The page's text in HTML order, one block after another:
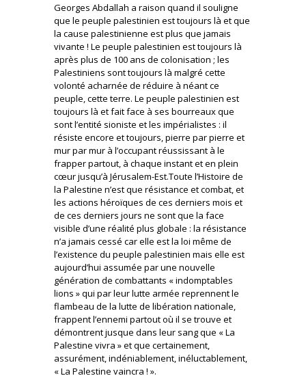
Georges Abdallah a raison quand il souligne
que le peuple palestinien est toujours là et que
la cause palestinienne est plus que jamais
vivante ! Le peuple palestinien est toujours là
après plus de 100 ans de colonisation ; les
Palestiniens sont toujours là malgré cette
volonté acharnée de réduire à néant ce
peuple, cette terre. Le peuple palestinien est
toujours là et fait face à ses bourreaux que
sont l’entité sioniste et les impérialistes : il
résiste encore et toujours, pierre par pierre et
mur par mur à l’occupant réussissant à le
frapper partout, à chaque instant et en plein
cœur jusqu’à Jérusalem-Est.Toute l’Histoire de
la Palestine n’est que résistance et combat, et
les actions héroïques de ces derniers mois et
de ces derniers jours ne sont que la face
visible d’une réalité plus globale : la résistance
n’a jamais cessé car elle est la loi même de
l’existence du peuple palestinien mais elle est
aujourd’hui assumée par une nouvelle
génération de combattants « indomptables
lions » qui par leur lutte armée reprennent le
flambeau de la lutte de libération nationale,
frappent l’ennemi partout où il se trouve et
démontrent jusque dans leur sang que « La
Palestine vivra » et que certainement,
assurément, indéniablement, inéluctablement,
« La Palestine vaincra ! ».